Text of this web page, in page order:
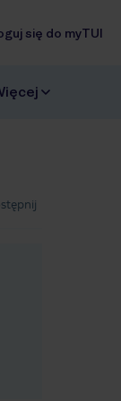
się do myTUI